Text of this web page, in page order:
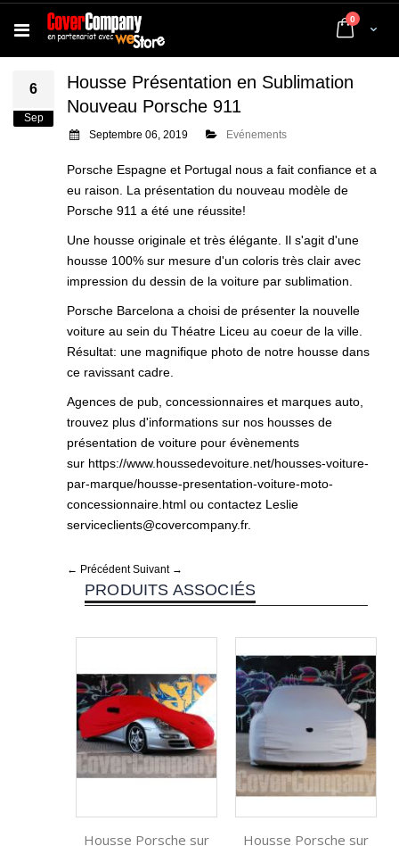
Cart
0 articles
6
Sep
Housse Présentation en Sublimation
Nouveau Porsche 911
Septembre 06, 2019 Evénements
Porsche Espagne et Portugal nous a fait confiance et a
eu raison. La présentation du nouveau modèle de
Porsche 911 a été une réussite!
Une housse originale et très élégante. Il s'agit d'une
housse 100% sur mesure d'un coloris très clair avec
impression du dessin de la voiture par sublimation.
Porsche Barcelona a choisi de présenter la nouvelle
voiture au sein du Théatre Liceu au coeur de la ville.
Résultat: une magnifique photo de notre housse dans
ce ravissant cadre.
Agences de pub, concessionnaires et marques auto,
trouvez plus d'informations sur nos housses de
présentation de voiture pour évènements
sur https://www.houssedevoiture.net/housses-voiture-
par-marque/housse-presentation-voiture-moto-
concessionnaire.html ou contactez Leslie
serviceclients@covercompany.fr.
← Précédent Suivant →
PRODUITS ASSOCIÉS
Housse Porsche sur
Housse Porsche sur